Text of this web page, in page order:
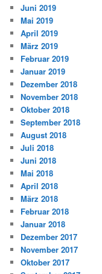
Juni 2019
Mai 2019
April 2019
März 2019
Februar 2019
Januar 2019
Dezember 2018
November 2018
Oktober 2018
September 2018
August 2018
Juli 2018
Juni 2018
Mai 2018
April 2018
März 2018
Februar 2018
Januar 2018
Dezember 2017
November 2017
Oktober 2017